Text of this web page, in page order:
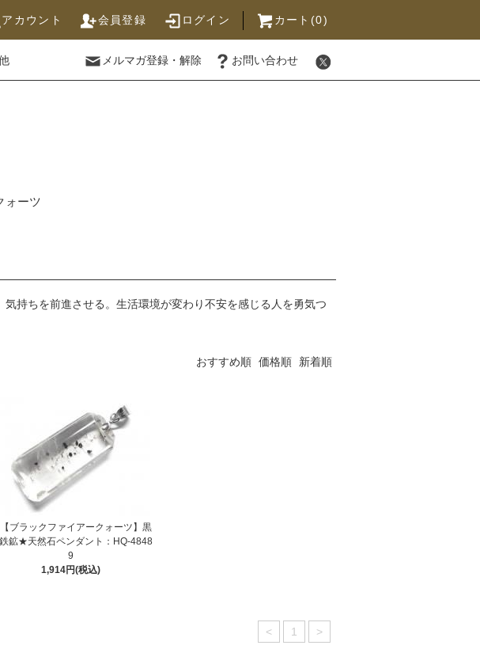
アカウント 会員登録 ログイン カート(0)
メルマガ登録・解除 お問い合わせ
ォーツ
気持ちを前進させる。生活環境が変わり不安を感じる人を勇気つ
おすすめ順 価格順 新着順
ブラックファイアークォーツ】黒
鉱★天然石ペンダント：HQ-4848
9
1,914円(税込)
< 1 >